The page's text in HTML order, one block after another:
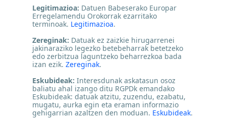
Legitimazioa: Datuen Babeserako Europar
Erregelamendu Orokorrak ezarritako
terminoak. Legitimazioa.
Zereginak: Datuak ez zaizkie hirugarrenei
jakinaraziko legezko betebeharrak betetzeko
edo zerbitzua laguntzeko beharrezkoa bada
izan ezik. Zereginak.
Eskubideak: Interesdunak askatasun osoz
baliatu ahal izango ditu RGPDk emandako
Eskubideak: datuak atzitu, zuzendu, ezabatu,
mugatu, aurka egin eta eraman informazio
gehigarrian azaltzen den moduan. Eskubideak.